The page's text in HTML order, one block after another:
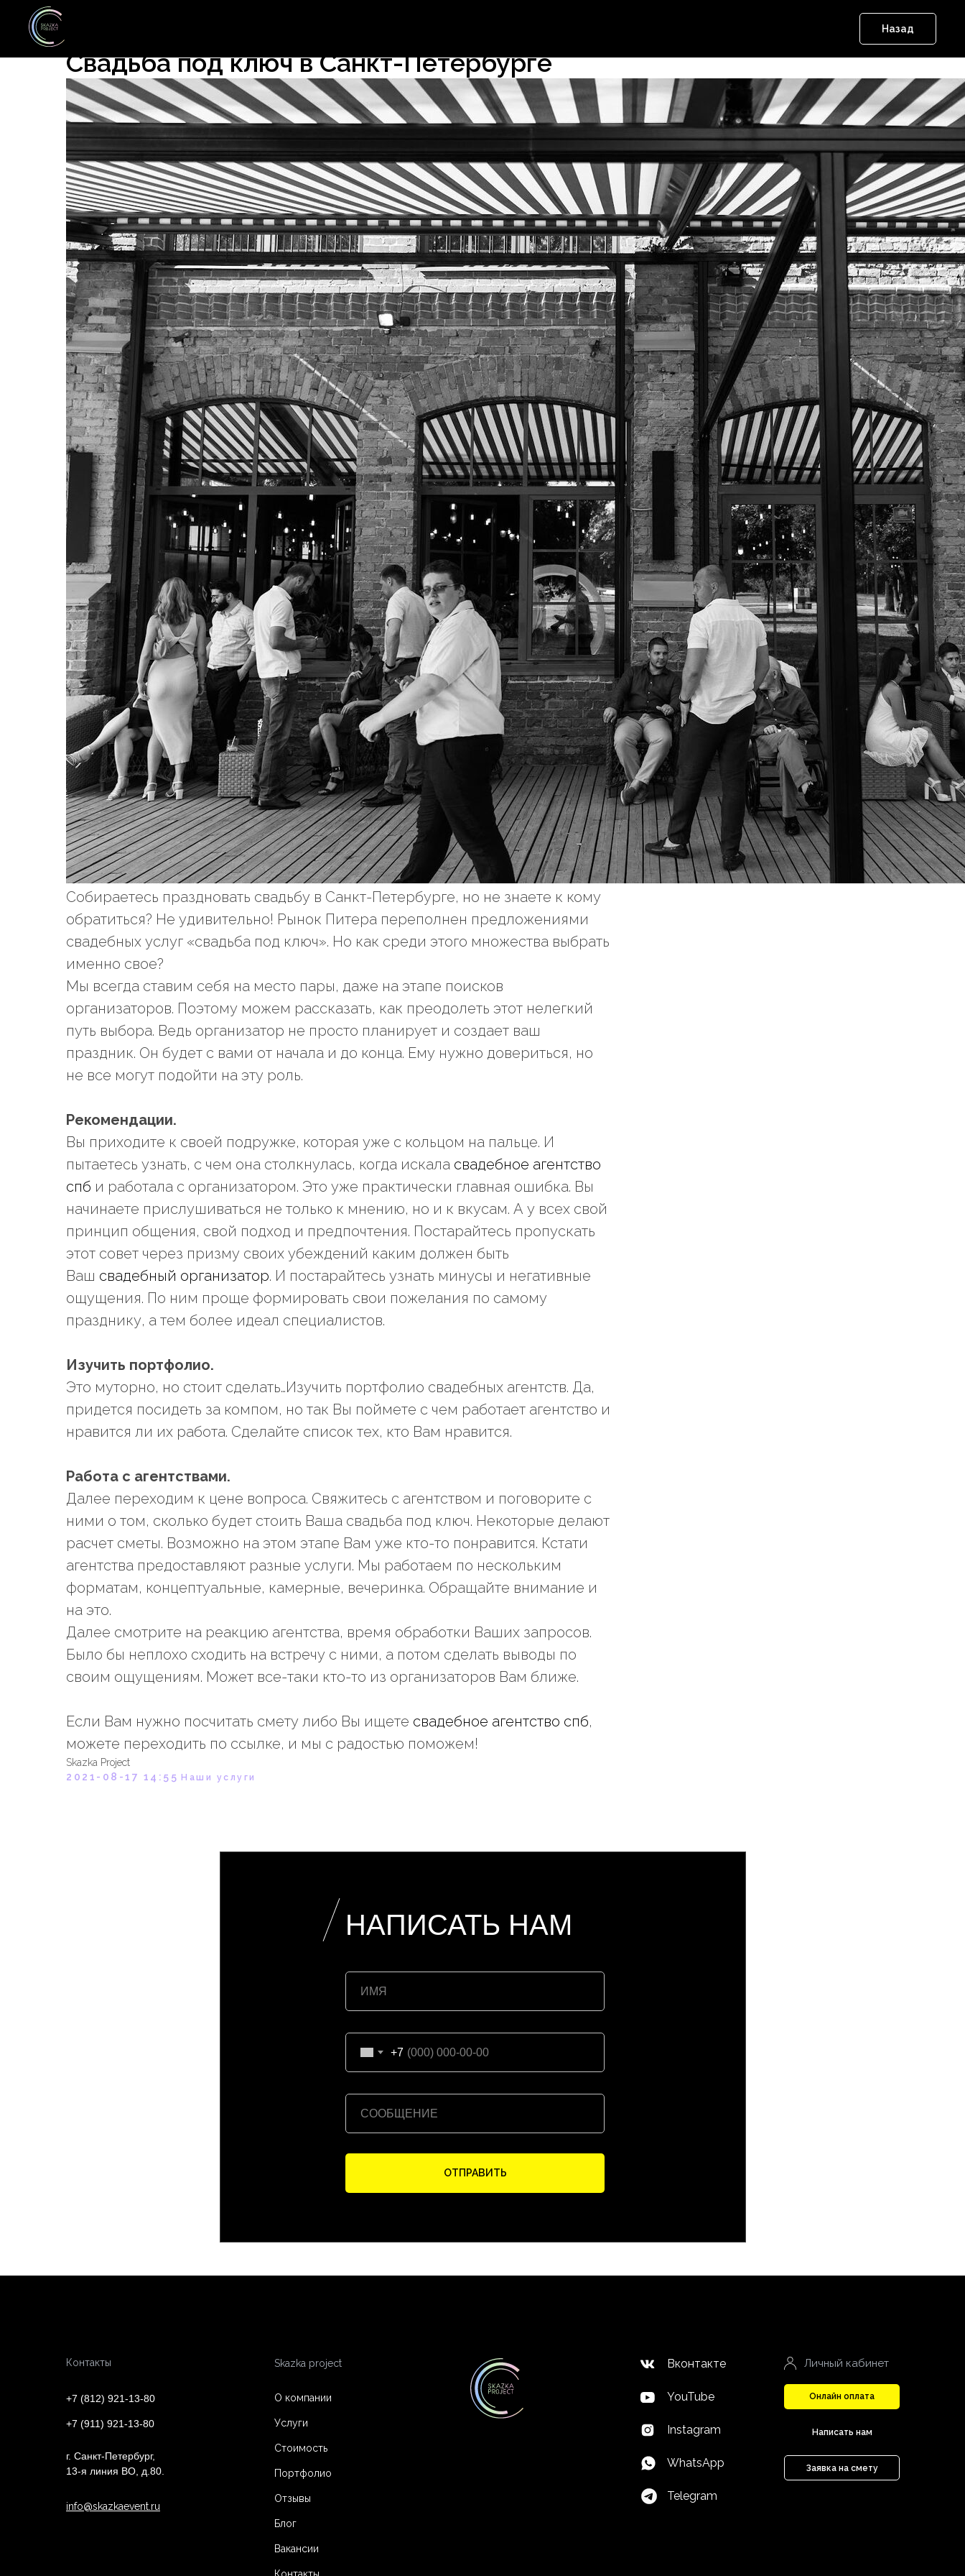
Назад
Свадьба под ключ в Санкт-Петербурге
Собираетесь праздновать свадьбу в Санкт-Петербурге, но не знаете к кому
обратиться? Не удивительно! Рынок Питера переполнен предложениями
свадебных услуг «свадьба под ключ». Но как среди этого множества выбрать
именно свое?
Мы всегда ставим себя на место пары, даже на этапе поисков
организаторов. Поэтому можем рассказать, как преодолеть этот нелегкий
путь выбора. Ведь организатор не просто планирует и создает ваш
праздник. Он будет с вами от начала и до конца. Ему нужно довериться, но
не все могут подойти на эту роль.
Рекомендации.
Вы приходите к своей подружке, которая уже с кольцом на пальце. И
пытаетесь узнать, с чем она столкнулась, когда искала свадебное агентство
спб и работала с организатором. Это уже практически главная ошибка. Вы
начинаете прислушиваться не только к мнению, но и к вкусам. А у всех свой
принцип общения, свой подход и предпочтения. Постарайтесь пропускать
этот совет через призму своих убеждений каким должен быть
Ваш свадебный организатор. И постарайтесь узнать минусы и негативные
ощущения. По ним проще формировать свои пожелания по самому
празднику, а тем более идеал специалистов.
Изучить портфолио.
Это муторно, но стоит сделать…Изучить портфолио свадебных агентств. Да,
придется посидеть за компом, но так Вы поймете с чем работает агентство и
нравится ли их работа. Сделайте список тех, кто Вам нравится.
Работа с агентствами.
Далее переходим к цене вопроса. Свяжитесь с агентством и поговорите с
ними о том, сколько будет стоить Ваша свадьба под ключ. Некоторые делают
расчет сметы. Возможно на этом этапе Вам уже кто-то понравится. Кстати
агентства предоставляют разные услуги. Мы работаем по нескольким
форматам, концептуальные, камерные, вечеринка. Обращайте внимание и
на это.
Далее смотрите на реакцию агентства, время обработки Ваших запросов.
Было бы неплохо сходить на встречу с ними, а потом сделать выводы по
своим ощущениям. Может все-таки кто-то из организаторов Вам ближе.
Если Вам нужно посчитать смету либо Вы ищете свадебное агентство спб,
можете переходить по ссылке, и мы с радостью поможем!
Skazka Project
2021-08-17 14:55 Наши услуги
НАПИСАТЬ НАМ
+7
ОТПРАВИТЬ
О компании
Контакты
Услуги
Стоимость
г. Санкт-Петербург,
13-я линия ВО, д.80.
Портфолио
Отзывы
+7 (812) 921-13-80
+7 (911) 921-13-80
info@skazkaevent.ru
Личный кабинет
Skazka project
Онлайн оплата
Вакансии
Блог
Написать нам
Instagram
WhatsApp
Telegram
YouTube
Вконтакте
Заявка на смету